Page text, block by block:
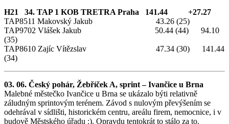
H21 34. TAP 1 KOB TRETRA Praha 141.44 +27.27
TAP8511 Makovský Jakub 43.26 (25)
TAP9702 Vlášek Jakub 50.44 (44) 94.10
(35)
TAP8610 Zajíc Vítězslav 47.34 (30) 141.44
(34)
03. 06. Český pohár, Žebříček A, sprint – Ivančice u Brna
Malebné městečko Ivančice u Brna se ukázalo býti relativně
záludným sprintovým terénem. Závod s nulovým převýšením se
odehrával v sídlišti, historickém centru, areálu firem, nemocnice, i v
budově Městského úřadu :). Opravdu tentokrát to stálo za to.